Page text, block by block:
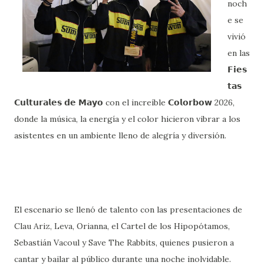
noch
e se
vivió
en las
𝗙𝗶𝗲𝘀
𝘁𝗮𝘀
𝗖𝘂𝗹𝘁𝘂𝗿𝗮𝗹𝗲𝘀 𝗱𝗲 𝗠𝗮𝘆𝗼 con el increíble 𝗖𝗼𝗹𝗼𝗿𝗯𝗼𝘄 2026,
donde la música, la energía y el color hicieron vibrar a los
asistentes en un ambiente lleno de alegría y diversión.
El escenario se llenó de talento con las presentaciones de
Clau Ariz, Leva, Orianna, el Cartel de los Hipopótamos,
Sebastián Vacoul y Save The Rabbits, quienes pusieron a
cantar y bailar al público durante una noche inolvidable.